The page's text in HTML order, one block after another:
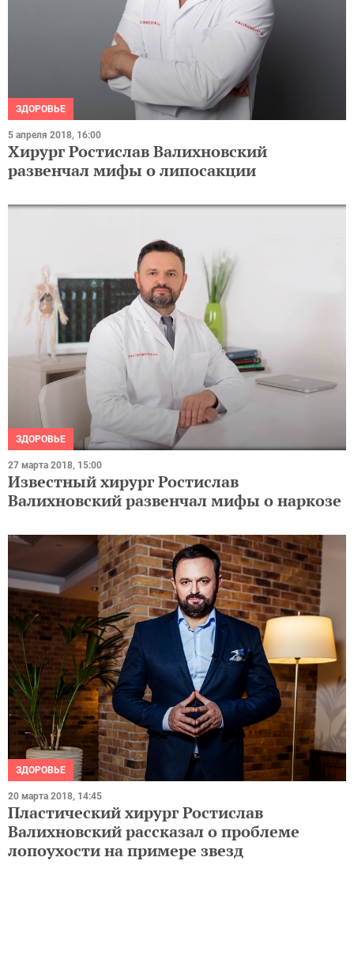
ЗДОРОВЬЕ
5 апреля 2018, 16:00
Хирург Ростислав Валихновский
развенчал мифы о липосакции
ЗДОРОВЬЕ
27 марта 2018, 15:00
Известный хирург Ростислав
Валихновский развенчал мифы о наркозе
ЗДОРОВЬЕ
20 марта 2018, 14:45
Пластический хирург Ростислав
Валихновский рассказал о проблеме
лопоухости на примере звезд